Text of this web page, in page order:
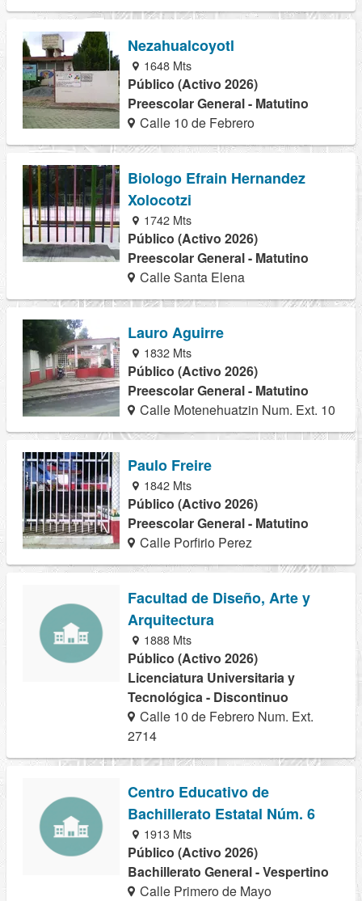
Nezahualcoyotl
1648 Mts
Público (Activo 2026)
Preescolar General - Matutino
Calle 10 de Febrero
Biologo Efrain Hernandez
Xolocotzi
1742 Mts
Público (Activo 2026)
Preescolar General - Matutino
Calle Santa Elena
Lauro Aguirre
1832 Mts
Público (Activo 2026)
Preescolar General - Matutino
Calle Motenehuatzin Num. Ext. 10
Paulo Freire
1842 Mts
Público (Activo 2026)
Preescolar General - Matutino
Calle Porfirio Perez
Facultad de Diseño, Arte y
Arquitectura
1888 Mts
Público (Activo 2026)
Licenciatura Universitaria y
Tecnológica - Discontinuo
Calle 10 de Febrero Num. Ext.
2714
Centro Educativo de
Bachillerato Estatal Núm. 6
1913 Mts
Público (Activo 2026)
Bachillerato General - Vespertino
Calle Primero de Mayo